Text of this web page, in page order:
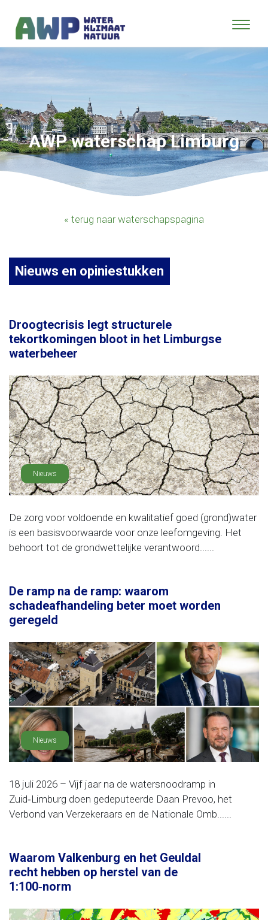
AWP waterschap Limburg
« terug naar waterschapspagina
Nieuws en opiniestukken
Droogtecrisis legt structurele
tekortkomingen bloot in het Limburgse
waterbeheer
Nieuws
De zorg voor voldoende en kwalitatief goed (grond)water
is een basisvoorwaarde voor onze leefomgeving. Het
behoort tot de grondwettelijke verantwoord......
De ramp na de ramp: waarom
schadeafhandeling beter moet worden
geregeld
Nieuws
18 juli 2026 – Vijf jaar na de watersnoodramp in
Zuid‑Limburg doen gedeputeerde Daan Prevoo, het
Verbond van Verzekeraars en de Nationale Omb......
Waarom Valkenburg en het Geuldal
recht hebben op herstel van de
1:100‑norm